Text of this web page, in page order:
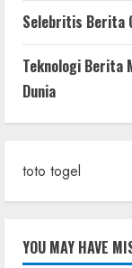
Selebritis Berita
Teknologi Berita
Dunia
toto togel
YOU MAY HAVE